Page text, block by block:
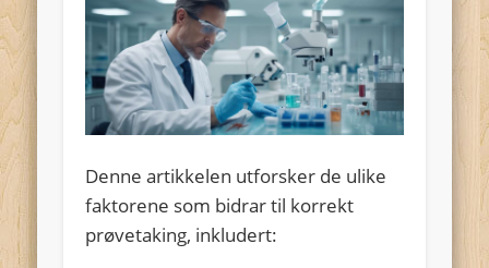
Denne artikkelen utforsker de ulike
faktorene som bidrar til korrekt
prøvetaking, inkludert: